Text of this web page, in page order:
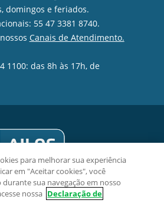
domingos e feriados.
55 47 3381 8740.
Canais de Atendimento.
1100: das 8h às 17h, de
para melhorar sua experiência
em "Aceitar cookies", você
sua navegação em nosso
nossa Declaração de